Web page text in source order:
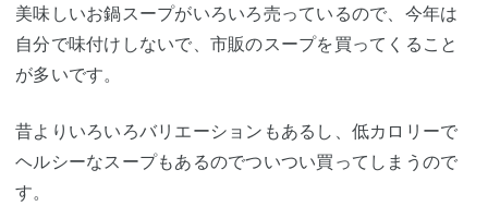
美味しいお鍋スープがいろいろ売っているので、今年は
自分で味付けしないで、市販のスープを買ってくること
が多いです。
昔よりいろいろバリエーションもあるし、低カロリーで
ヘルシーなスープもあるのでついつい買ってしまうので
す。